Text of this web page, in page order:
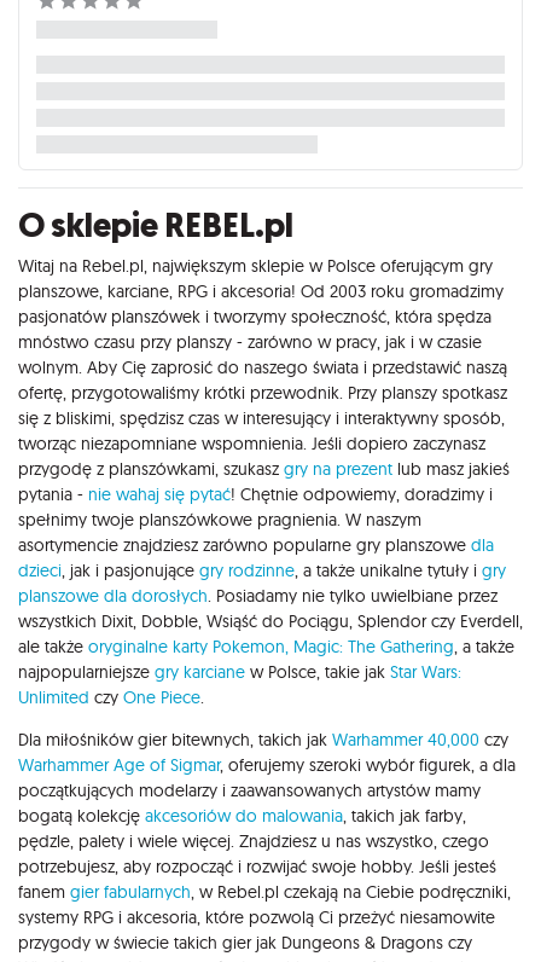
O sklepie REBEL.pl
Witaj na Rebel.pl, największym sklepie w Polsce oferującym gry
planszowe, karciane, RPG i akcesoria! Od 2003 roku gromadzimy
pasjonatów planszówek i tworzymy społeczność, która spędza
mnóstwo czasu przy planszy - zarówno w pracy, jak i w czasie
wolnym. Aby Cię zaprosić do naszego świata i przedstawić naszą
ofertę, przygotowaliśmy krótki przewodnik. Przy planszy spotkasz
się z bliskimi, spędzisz czas w interesujący i interaktywny sposób,
tworząc niezapomniane wspomnienia. Jeśli dopiero zaczynasz
przygodę z planszówkami, szukasz gry na prezent lub masz jakieś
pytania - nie wahaj się pytać! Chętnie odpowiemy, doradzimy i
spełnimy twoje planszówkowe pragnienia. W naszym
asortymencie znajdziesz zarówno popularne gry planszowe dla
dzieci, jak i pasjonujące gry rodzinne, a także unikalne tytuły i gry
planszowe dla dorosłych. Posiadamy nie tylko uwielbiane przez
wszystkich Dixit, Dobble, Wsiąść do Pociągu, Splendor czy Everdell,
ale także oryginalne karty Pokemon, Magic: The Gathering, a także
najpopularniejsze gry karciane w Polsce, takie jak Star Wars:
Unlimited czy One Piece.
Dla miłośników gier bitewnych, takich jak Warhammer 40,000 czy
Warhammer Age of Sigmar, oferujemy szeroki wybór figurek, a dla
początkujących modelarzy i zaawansowanych artystów mamy
bogatą kolekcję akcesoriów do malowania, takich jak farby,
pędzle, palety i wiele więcej. Znajdziesz u nas wszystko, czego
potrzebujesz, aby rozpocząć i rozwijać swoje hobby. Jeśli jesteś
fanem gier fabularnych, w Rebel.pl czekają na Ciebie podręczniki,
systemy RPG i akcesoria, które pozwolą Ci przeżyć niesamowite
przygody w świecie takich gier jak Dungeons & Dragons czy